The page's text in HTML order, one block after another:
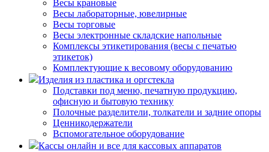
Весы крановые
Весы лабораторные, ювелирные
Весы торговые
Весы электронные складские напольные
Комплексы этикетирования (весы с печатью
этикеток)
Комплектующие к весовому оборудованию
Изделия из пластика и оргстекла
Подставки под меню, печатную продукцию,
офисную и бытовую технику
Полочные разделители, толкатели и задние опоры
Ценникодержатели
Вспомогательное оборудование
Кассы онлайн и все для кассовых аппаратов